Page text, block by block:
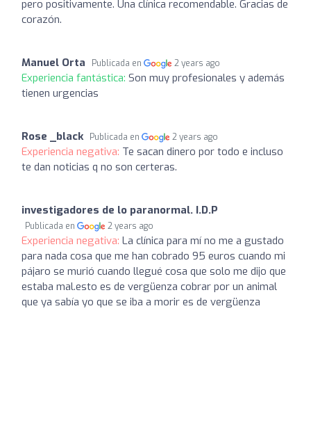
pero positivamente. Una clínica recomendable. Gracias de
corazón.
Manuel Orta Publicada en 2 years ago
Experiencia fantástica: Son muy profesionales y además
tienen urgencias
Rose _black Publicada en 2 years ago
Experiencia negativa: Te sacan dinero por todo e incluso
te dan noticias q no son certeras.
investigadores de lo paranormal. I.D.P
Publicada en 2 years ago
Experiencia negativa: La clínica para mí no me a gustado
para nada cosa que me han cobrado 95 euros cuando mi
pájaro se murió cuando llegué cosa que solo me dijo que
estaba mal.esto es de vergüenza cobrar por un animal
que ya sabía yo que se iba a morir es de vergüenza